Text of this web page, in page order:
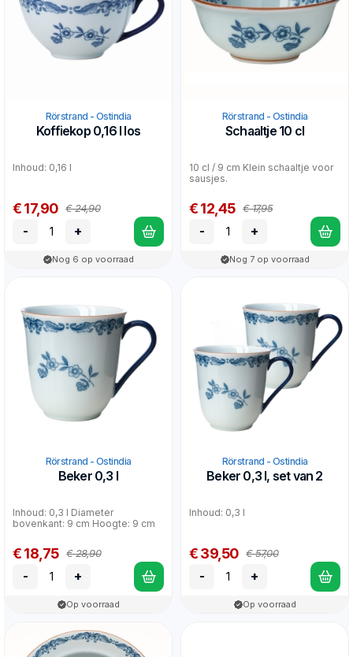
Rörstrand - Ostindia
Koffiekop 0,16 l los
Inhoud: 0,16 l
€ 17,90 € 24,90
- +
Nog 6 op voorraad
Rörstrand - Ostindia
Schaaltje 10 cl
10 cl / 9 cm Klein schaaltje voor
sausjes.
€ 12,45 € 17,95
- +
Nog 7 op voorraad
Rörstrand - Ostindia
Beker 0,3 l
Inhoud: 0,3 l Diameter
bovenkant: 9 cm Hoogte: 9 cm
€ 18,75 € 28,90
- +
Op voorraad
Rörstrand - Ostindia
Beker 0,3 l, set van 2
Inhoud: 0,3 l
€ 39,50 € 57,00
- +
Op voorraad